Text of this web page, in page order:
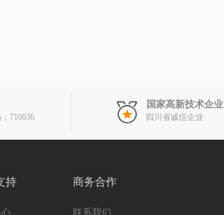
710036
国家高新技术企业
四川省诚信企业
持 商务合作
联系我们